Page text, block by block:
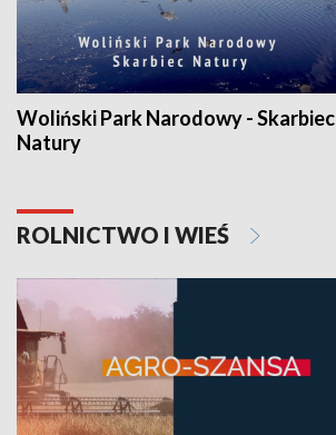
Woliński Park Narodowy - Skarbiec
Natury
ROLNICTWO I WIEŚ